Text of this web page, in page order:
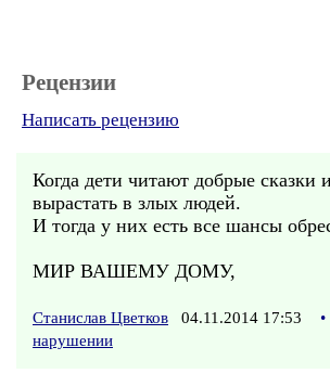
Рецензии
Написать рецензию
Когда дети читают добрые сказки
вырастать в злых людей.
И тогда у них есть все шансы
МИР ВАШЕМУ ДОМУ,
Станислав Цветков 04.11.2014 17:53 •
нарушении